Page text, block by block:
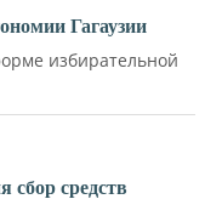
Гагаузии
избирательной
сбор средств